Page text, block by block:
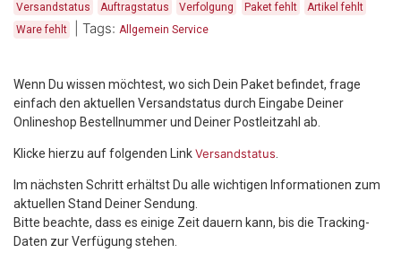
Versandstatus Auftragstatus Verfolgung Paket fehlt
Artikel fehlt
Ware fehlt
|Tags: Allgemein Service
Wenn Du wissen möchtest, wo sich Dein Paket befindet, frage
einfach den aktuellen Versandstatus durch Eingabe Deiner
Onlineshop Bestellnummer und Deiner Postleitzahl ab.
Klicke hierzu auf folgenden LinkVersandstatus
Im nächsten Schritt erhältst Du alle wichtigen Informationen zum
aktuellen Stand Deiner Sendung.
Bitte beachte, dass es einige Zeit dauern kann, bis die Tracking-
Daten zur Verfügung stehen.